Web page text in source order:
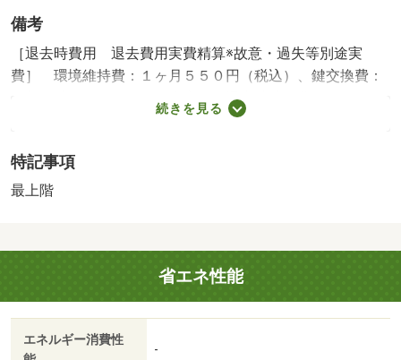
備考
［退去時費用 退去費用実費精算※故意・過失等別途実
費］ 環境維持費：１ヶ月５５０円（税込）、鍵交換費：
ご契約時１６５００円（税込）、退去時清掃費：５２２５
０円（税込）、インターネット利用料：有料、更新手数
５１７５１１２・賃貸保証等：加入要（家賃等の１００％
または１２０％）・オンライン内見も可能です♪自宅でも気
なし・駐輪場：有
続きを見る
特記事項
最上階
省エネ性能
エネルギー消費性
-